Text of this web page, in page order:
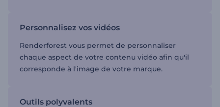
Personnalisez vos vidéos
Renderforest vous permet de personnaliser
chaque aspect de votre contenu vidéo afin qu'il
corresponde à l'image de votre marque.
Outils polyvalents